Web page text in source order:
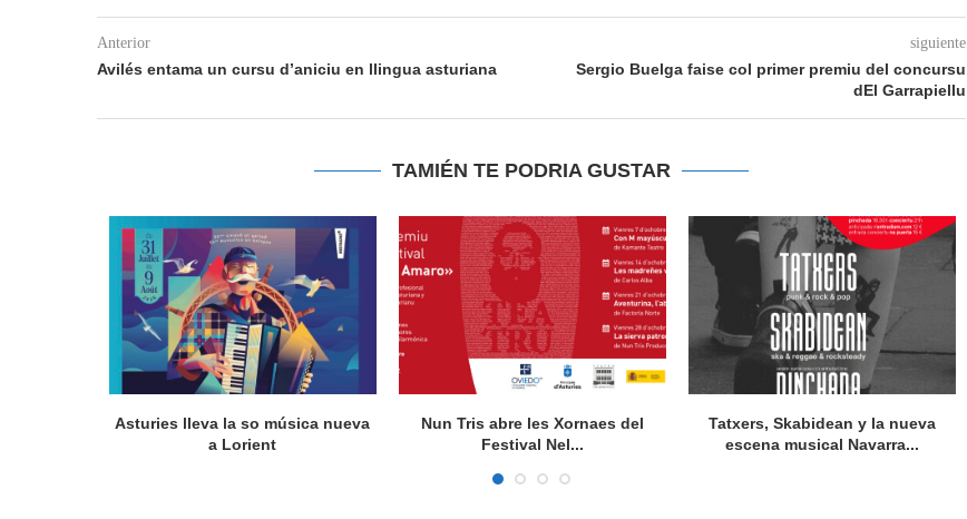
Anterior
Avilés entama un cursu d’aniciu en llingua asturiana
siguiente
Sergio Buelga faise col primer premiu del concursu
dEl Garrapiellu
TAMIÉN TE PODRIA GUSTAR
Asturies lleva la so música nueva
a Lorient
Nun Tris abre les Xornaes del
Festival Nel...
Tatxers, Skabidean y la nueva
escena musical Navarra...